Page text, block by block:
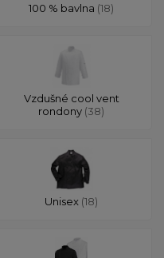
100 % bavlna (18)
Vzdušné cool vent
rondony (38)
Unisex (18)